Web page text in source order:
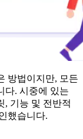
방법이지만, 모든
다. 시중에 있는
, 기능 및 전반적
했습니다.